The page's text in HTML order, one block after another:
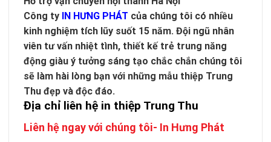
Công ty IN HƯNG PHÁT của chúng tôi có nhiều
kinh nghiệm tích lũy suốt 15 năm. Đội ngũ nhân
viên tư vấn nhiệt tình, thiết kế trẻ trung năng
động giàu ý tưởng sáng tạo chắc chắn chúng tôi
sẽ làm hài lòng bạn với những mẫu thiệp Trung
Thu đẹp và độc đáo.
Địa chỉ liên hệ in thiệp Trung Thu
Liên hệ ngay với chúng tôi- In Hưng Phát